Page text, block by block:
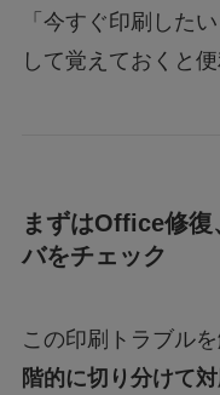
「今すぐ印刷した
して覚えておくと便
まずはOffice修復
バをチェック
この印刷トラブル
階的に切り分けて